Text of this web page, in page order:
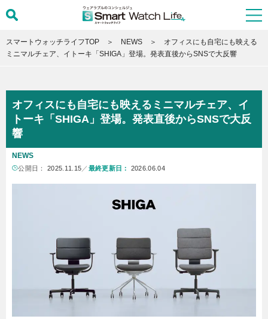
スマートウォッチライフTOP NEWS
オフィスにも自宅にも映える
ミニマルチェア、イトーキ「SHIGA」登場。発表直後からSNSで大反響
オフィスにも自宅にも映えるミニマルチェア、イ
トーキ「SHIGA」登場。発表直後からSNSで大反
響
NEWS
公開日： 2025.11.15 ／ 最終更新日： 2026.06.04